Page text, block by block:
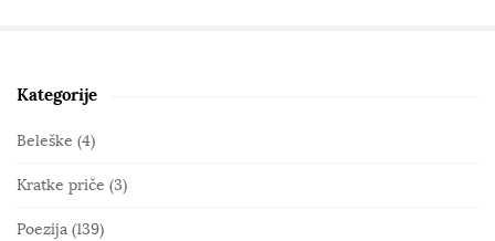
S
i
e
S
Kategorije
Beleške (4)
Kratke priče (3)
Poezija (139)